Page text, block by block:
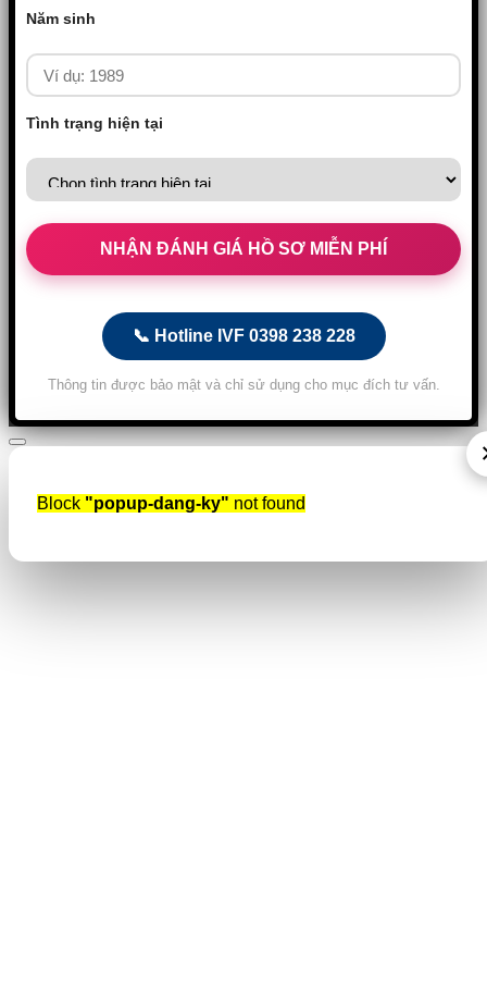
Năm sinh
Tình trạng hiện tại
📞 Hotline IVF 0398 238 228
Thông tin được bảo mật và chỉ sử dụng cho mục đích tư vấn.
Block "popup-dang-ky" not found